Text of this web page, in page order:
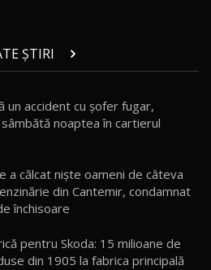
6e / Test Drive AutoBlog.MD
01 / Test Drive AutoBlog.MD
Testat în Moldova / AutoBlog.MD
ȘTIRI
un accident cu șofer fugar,
noaptea în cartierul
a călcat niște oameni de câteva
din Cantemir, condamnat
închisoare
pentru Skoda: 15 milioane de
din 1905 la fabrica principală